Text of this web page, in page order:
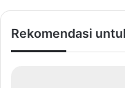
Rekomendasi